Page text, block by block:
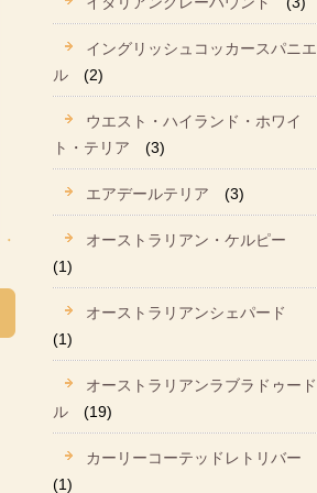
イングリッシュコッカースパニエ
ル
(2)
ウエスト・ハイランド・ホワイ
ト・テリア
(3)
エアデールテリア (3)
オーストラリアン・ケルピー
(1)
オーストラリアンシェパード
(1)
オーストラリアンラブラドゥード
ル
(19)
カーリーコーテッドレトリバー
(1)